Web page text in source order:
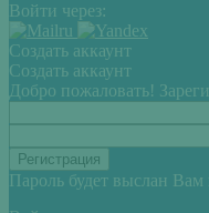
Войти через:
Создать аккаунт
Создать аккаунт
Добро пожаловать!
Пароль будет выслан Вам